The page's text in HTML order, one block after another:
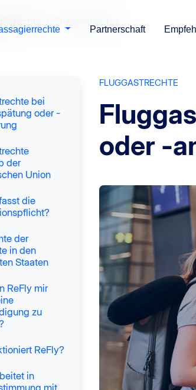
Partnerschaft
FLUGGASTRECHTE
oder -
bei
oder -
der
Union
die
der
in den
Staaten
ReFly mir
zu
ReFly?
in
mit